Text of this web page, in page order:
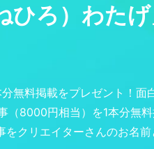
ひろ）わた
無料掲載をプレゼント！
（8000円相当）を1本分無料
クリエイターさんのお名